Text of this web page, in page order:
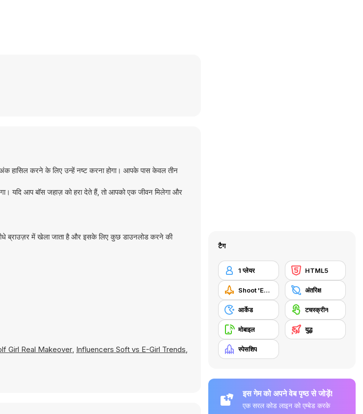
हासिल करने के लिए उन्हें नष्ट करना होगा। आपके पास केवल तीन
यदि आप बॉस जहाज़ को हरा देते हैं, तो आपको एक जीवन मिलेगा और
ब्राउज़र में खेला जाता है और इसके लिए कुछ डाउनलोड करने की
Girl Real Makeover, Influencers Soft vs E-Girl Trends,
टैग
1 प्लेयर HTML5
Shoot 'Em Up अंतरिक्ष
आर्केड टचस्क्रीन
मोबाइल युद्ध
स्पेसशिप
इस गेम को अपने वेब पृष्ठ से जोड़ें!
एक सरल कोड लाइन को एम्बेड करके